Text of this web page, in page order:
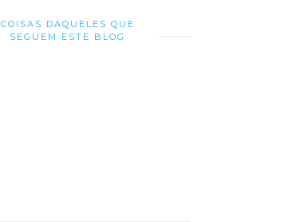
COISAS DAQUELES QUE
SEGUEM ESTE BLOG